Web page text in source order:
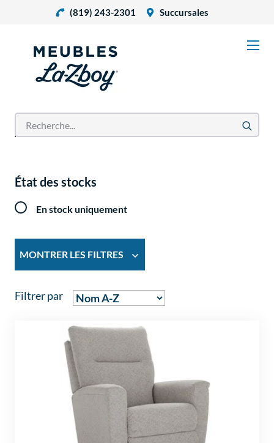
(819) 243-2301 Succursales
Accueil Produits
État des stocks
En stock uniquement
MONTRER LES FILTRES
Filtrer par